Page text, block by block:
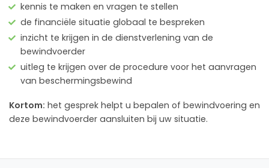
kennis te maken en vragen te stellen
de financiële situatie globaal te bespreken
inzicht te krijgen in de dienstverlening van de
bewindvoerder
uitleg te krijgen over de procedure voor het aanvragen
van beschermingsbewind
Kortom: het gesprek helpt u bepalen of bewindvoering en
deze bewindvoerder aansluiten bij uw situatie.